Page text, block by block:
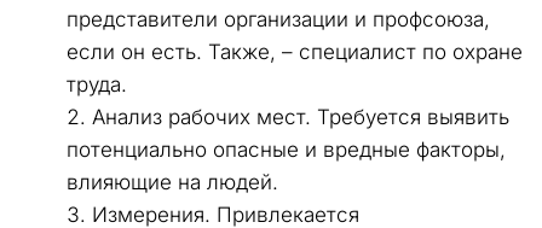
представители организации и профсоюза,
если он есть. Также, – специалист по охране
труда.
Анализ рабочих мест. Требуется выявить
потенциально опасные и вредные факторы,
влияющие на людей.
Измерения. Привлекается